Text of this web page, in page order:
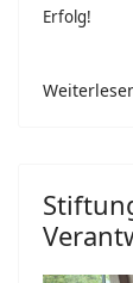
Erfolg!